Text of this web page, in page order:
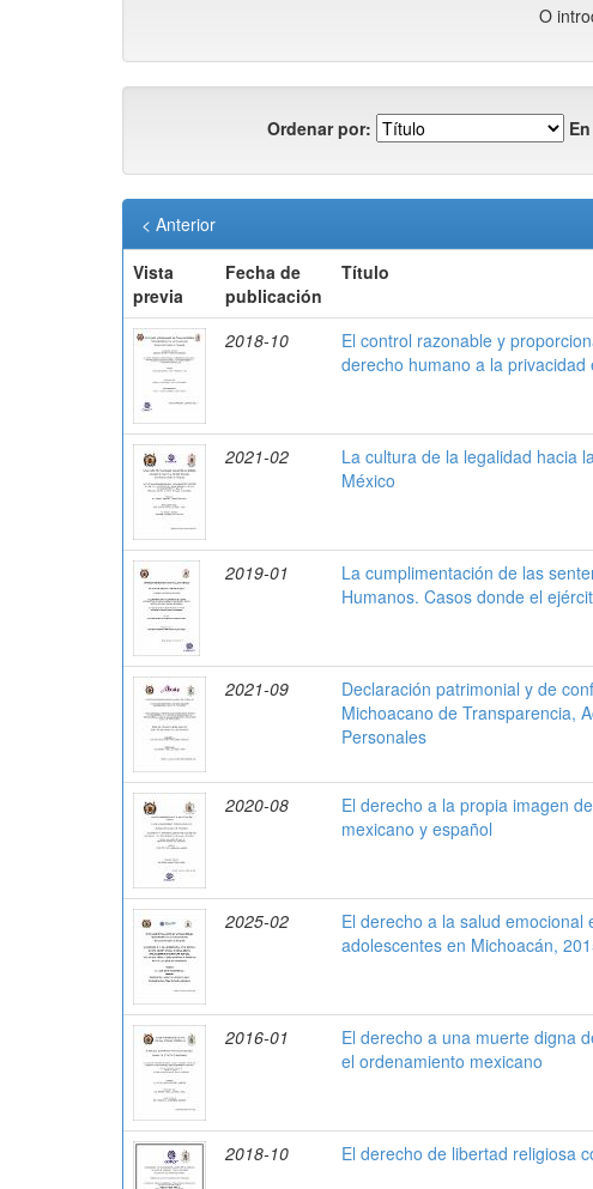
O
Ordenar por:
< Anterior
Vista
previa
Fecha de
publicación
Título
2018-10
El control razonable y
derecho humano a la privacidad
2021-02
La cultura de la legalidad hacia
México
2019-01
La cumplimentación de las
Humanos. Casos donde el
2021-09
Declaración patrimonial y de
Michoacano de Transparencia,
Personales
2020-08
El derecho a la propia imagen
mexicano y español
2025-02
El derecho a la salud
adolescentes en Michoacán,
2016-01
El derecho a una muerte digna
el ordenamiento mexicano
2018-10 El derecho de libertad religiosa